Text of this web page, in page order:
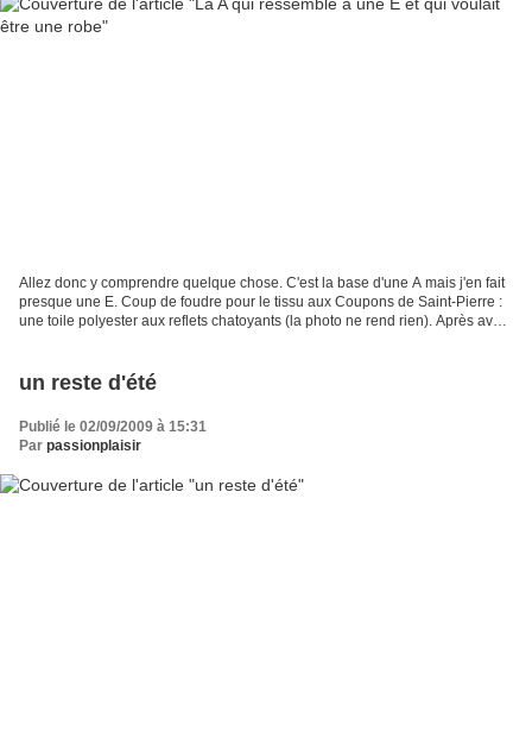
Allez donc y comprendre quelque chose. C'est la base d'une A mais j'en fait
presque une E. Coup de foudre pour le tissu aux Coupons de Saint-Pierre :
une toile polyester aux reflets chatoyants (la photo ne rend rien). Après avoir
un reste d'été
Publié le 02/09/2009 à 15:31
Par passionplaisir